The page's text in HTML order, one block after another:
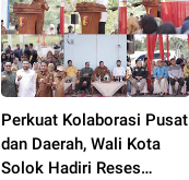
Perkuat Kolaborasi Pusat
dan Daerah, Wali Kota
Solok Hadiri Reses